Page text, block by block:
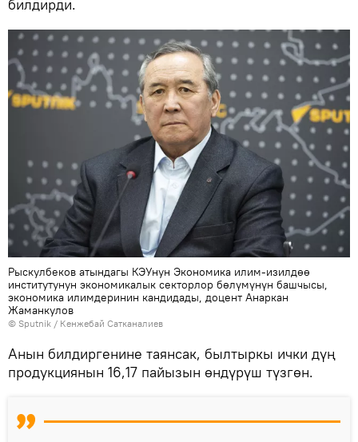
билдирди.
Рыскулбеков атындагы КЭУнун Экономика илим-изилдөө
институтунун экономикалык секторлор бөлүмүнүн башчысы,
экономика илимдеринин кандидады, доцент Анаркан
Жаманкулов
© Sputnik / Кенжебай Сатканалиев
Анын билдиргенине таянсак, былтыркы ички дүң
продукциянын 16,17 пайызын өндүрүш түзгөн.